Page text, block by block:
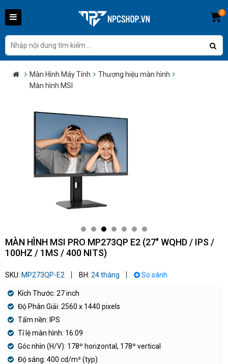
0
Màn Hình Máy Tính
Thương hiệu màn hình
Màn hình MSI
MÀN HÌNH MSI PRO MP273QP E2 (27" WQHD / IPS /
100HZ / 1MS / 400 NITS)
SKU: MP273QP-E2 BH: 24 tháng So sánh
Kích Thước: 27 inch
Độ Phân Giải: 2560 x 1440 pixels
Tấm nền: IPS
Tỉ lệ màn hình: 16:09
Góc nhìn (H/V): 178º horizontal, 178º vertical
Độ sáng: 400 cd/m² (typ)